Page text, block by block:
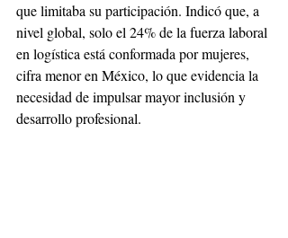
que limitaba su participación. Indicó que, a
nivel global, solo el 24% de la fuerza laboral
en logística está conformada por mujeres,
cifra menor en México, lo que evidencia la
necesidad de impulsar mayor inclusión y
desarrollo profesional.